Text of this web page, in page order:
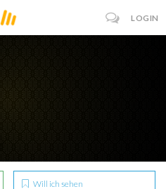
LOGIN
Will ich sehen